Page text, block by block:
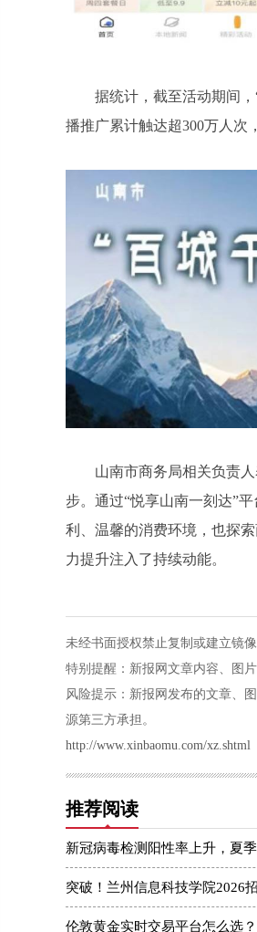
据统计，截至活动期间
播推广累计触达超300万人次
山南市商务局相关负责
步。通过“悦享山南一刻达”
利、温馨的消费环境，也探
力提升注入了持续动能。
未经书面授权禁止复制或建立镜像
特别提醒：新报网文章内容、图
风险提示：新报网发布的文章、
源第三方承担。
http://www.xinbaomu.com/xz.shtml
推荐阅读
新冠病毒检测阳性率上升，夏
突破！兰州信息科技学院2026
伦敦黄金实时交易平台怎么选